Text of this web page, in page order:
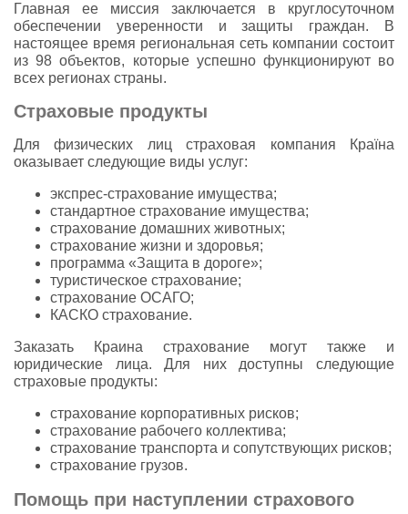
Главная ее миссия заключается в круглосуточном
обеспечении уверенности и защиты граждан. В
настоящее время региональная сеть компании состоит
из 98 объектов, которые успешно функционируют во
всех регионах страны.
Страховые продукты
Для физических лиц страховая компания Країна
оказывает следующие виды услуг:
экспрес-страхование имущества;
стандартное страхование имущества;
страхование домашних животных;
страхование жизни и здоровья;
программа «Защита в дороге»;
туристическое страхование;
страхование ОСАГО;
КАСКО страхование.
Заказать Краина страхование могут также и
юридические лица. Для них доступны следующие
страховые продукты:
страхование корпоративных рисков;
страхование рабочего коллектива;
страхование транспорта и сопутствующих рисков;
страхование грузов.
Помощь при наступлении страхового